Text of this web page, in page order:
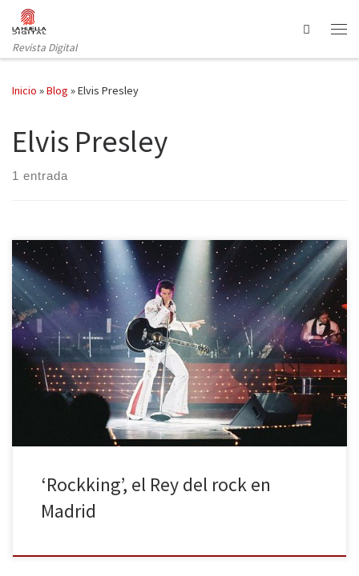
Saltar al contenido
Revista Digital
Search
Inicio »Blog »Elvis Presley
Elvis Presley
1 entrada
Elvis murió cuando yo no había cumplido tres años. Mi familia me
recuerda bailando frenéticamente frente al televisor durante la
emisión de alguna de sus películas. El viernes pasado me
sorprendí a mí mismo algo nervioso a la puerta del teatro para ver
a un imitador del Rey, probablemente el mejor […]
‘Rockking’, el Rey del rock en
Madrid